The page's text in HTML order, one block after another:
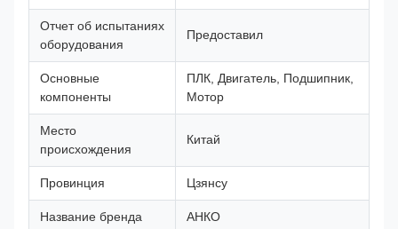
Отчет об испытаниях
оборудования
Предоставил
Основные
компоненты
ПЛК, Двигатель, Подшипник,
Мотор
Место
происхождения
Китай
Провинция Цзянсу
Название бренда АНКО